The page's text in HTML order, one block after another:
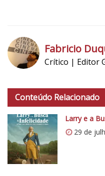
t
p
s
:
/
/
Fabricio
Crítico | Editor
Conteúdo Relacionado
Larry e a
29 de